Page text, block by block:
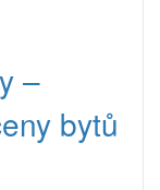
–
bytů